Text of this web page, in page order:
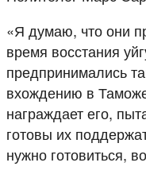
«Я думаю, что они
время восстания
предпринимались
вхождению в
награждает его,
готовы их
нужно готовиться,